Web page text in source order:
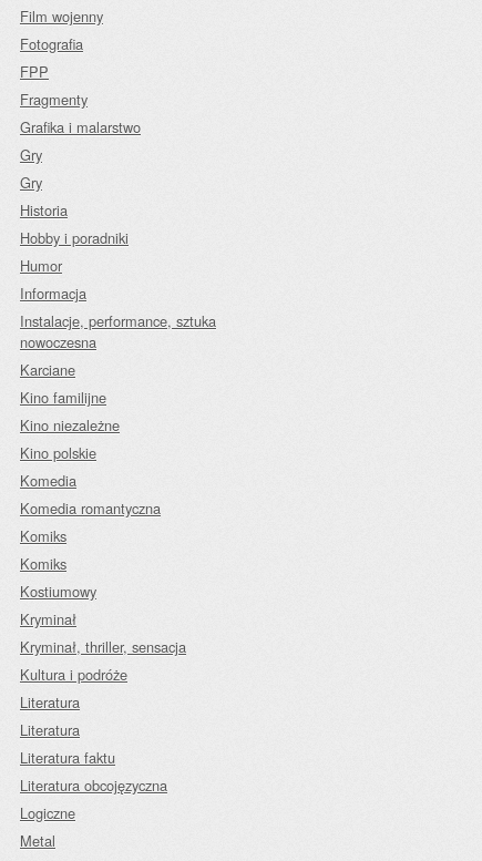
Film wojenny
Fotografia
FPP
Fragmenty
Grafika i malarstwo
Gry
Gry
Historia
Hobby i poradniki
Humor
Informacja
Instalacje, performance, sztuka
nowoczesna
Karciane
Kino familijne
Kino niezależne
Kino polskie
Komedia
Komedia romantyczna
Komiks
Komiks
Kostiumowy
Kryminał
Kryminał, thriller, sensacja
Kultura i podróże
Literatura
Literatura
Literatura faktu
Literatura obcojęzyczna
Logiczne
Metal